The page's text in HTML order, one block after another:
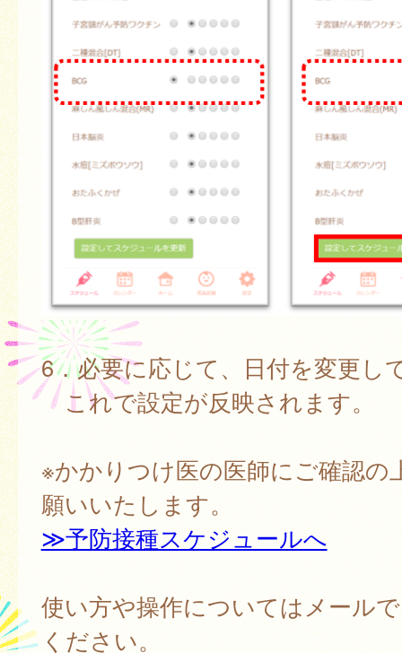
6．必要に応じて、日付を変更し
これで設定が反映されます。
※かかりつけ医の医師にご確認の
願いいたします。
≫予防接種スケジュールへ
使い方や操作についてはメール
ください。